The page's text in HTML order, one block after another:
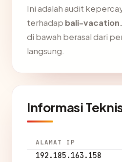
Ini adalah audit
terhadap bali-
di bawah berasal dari
langsung.
Informasi
ALAMAT IP
192.185.163.158